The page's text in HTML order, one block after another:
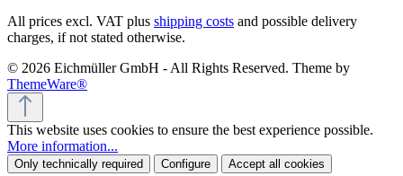
All prices excl. VAT plus shipping costs and possible delivery
charges, if not stated otherwise.
© 2026 Eichmüller GmbH - All Rights Reserved. Theme by
ThemeWare®
This website uses cookies to ensure the best experience possible.
More information...
Only technically required Configure Accept all cookies